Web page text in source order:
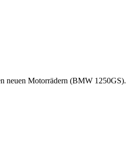
neuen Motorrädern (BMW 1250GS).